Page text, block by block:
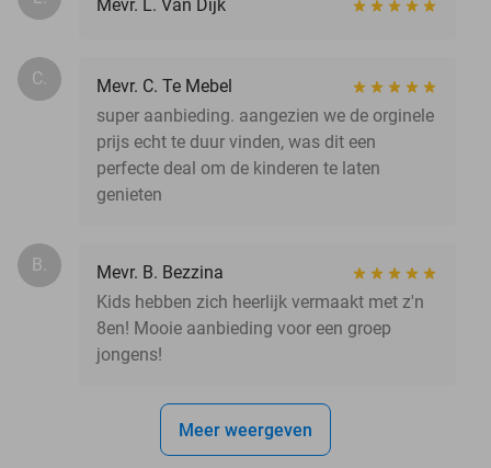
Mevr. L. Van Dijk
C.
Mevr. C. Te Mebel
super aanbieding. aangezien we de orginele
prijs echt te duur vinden, was dit een
perfecte deal om de kinderen te laten
genieten
B.
Mevr. B. Bezzina
Kids hebben zich heerlijk vermaakt met z'n
8en! Mooie aanbieding voor een groep
jongens!
Meer weergeven